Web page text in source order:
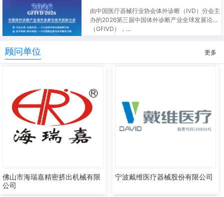
由中国医疗器械行业协会体外诊断（IVD）分会主
办的2026第三届中国体外诊断产业全球发展论坛
（GFIVD），...
顾问单位 更多
佛山市海瑞嘉精密挤出机械有限
公司
宁波戴维医疗器械股份有限公司